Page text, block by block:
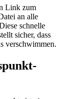
Link zum
an alle
schnelle
sicher, dass
verschwimmen.